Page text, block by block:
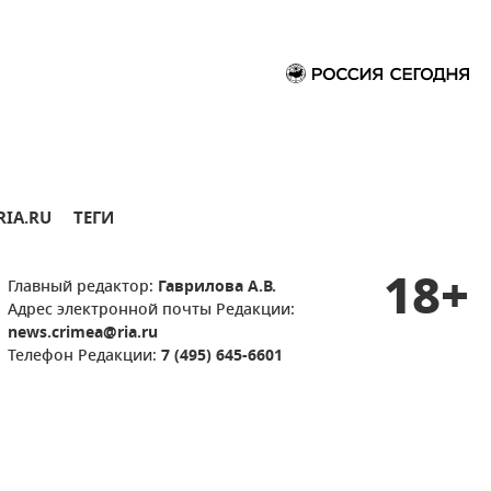
ТЕГИ
Главный редактор: Гаврилова А.В.
Адрес электронной почты Редакции:
news.crimea@ria.ru
Телефон Редакции: 7 (495) 645-6601
18+